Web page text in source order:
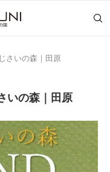
さいの森｜田原
いの森｜田原